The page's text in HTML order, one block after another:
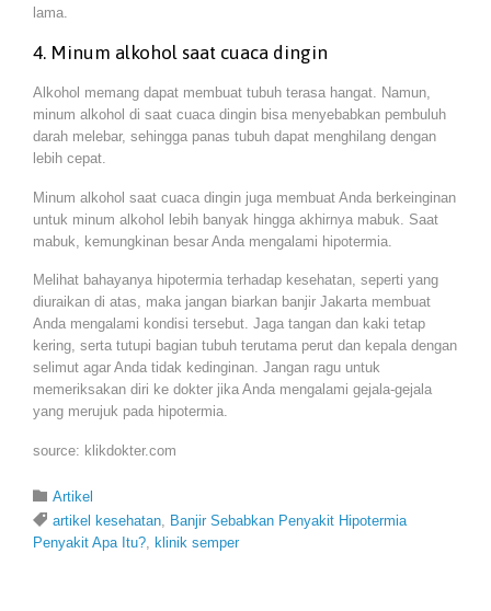
lama.
4. Minum alkohol saat cuaca dingin
Alkohol memang dapat membuat tubuh terasa hangat. Namun,
minum alkohol di saat cuaca dingin bisa menyebabkan pembuluh
darah melebar, sehingga panas tubuh dapat menghilang dengan
lebih cepat.
Minum alkohol saat cuaca dingin juga membuat Anda berkeinginan
untuk minum alkohol lebih banyak hingga akhirnya mabuk. Saat
mabuk, kemungkinan besar Anda mengalami hipotermia.
Melihat bahayanya hipotermia terhadap kesehatan, seperti yang
diuraikan di atas, maka jangan biarkan banjir Jakarta membuat
Anda mengalami kondisi tersebut. Jaga tangan dan kaki tetap
kering, serta tutupi bagian tubuh terutama perut dan kepala dengan
selimut agar Anda tidak kedinginan. Jangan ragu untuk
memeriksakan diri ke dokter jika Anda mengalami gejala-gejala
yang merujuk pada hipotermia.
source: klikdokter.com
 Category
Artikel
 Tags
artikel kesehatan
Banjir Sebabkan Penyakit Hipotermia
Penyakit Apa Itu?
klinik semper